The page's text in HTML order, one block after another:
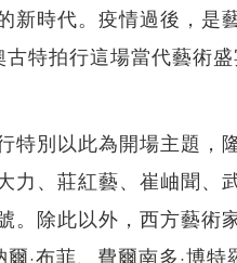
新時代。疫情過後，是
特拍行這場當代藝術
特別以此為開場主題，
、莊紅藝、崔岫聞、
。除此以外，西方藝術
·布菲、費爾南多·博特